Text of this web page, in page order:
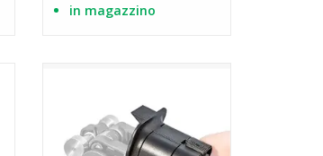
in magazzino
AGGIUNGI AL CARRELLO